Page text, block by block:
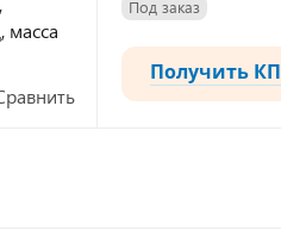
Под заказ
Получить КП